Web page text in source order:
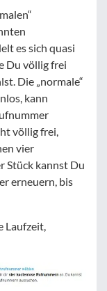
es sich quasi
Du völlig frei
Die „normale“
kann
völlig frei,
vier
Stück kannst Du
erneuern, bis
Laufzeit,